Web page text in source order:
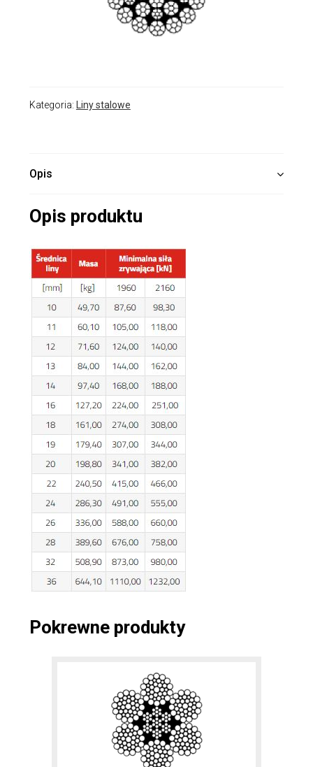
Kategoria: Liny stalowe
Opis
Opis produktu
Pokrewne produkty